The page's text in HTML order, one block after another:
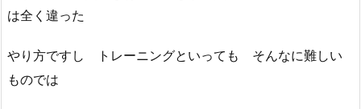
は全く違った
やり方ですし トレーニングといっても そんなに難しい
ものでは